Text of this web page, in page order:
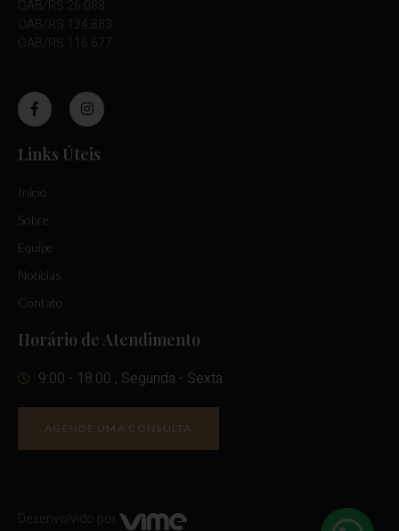
OAB/RS 26.088
OAB/RS 124.883
OAB/RS 116.677
Links Úteis
Início
Sobre
Equipe
Notícias
Contato
Horário de Atendimento
9:00 - 18:00 , Segunda - Sexta
AGENDE UMA CONSULTA
Desenvolvido por